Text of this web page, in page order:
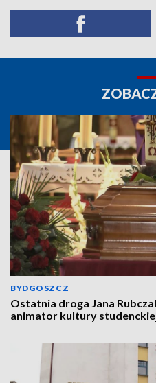
BYDGOSZCZ
Ostatnia droga Jana
animator kultury